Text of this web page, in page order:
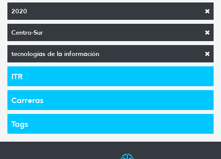
2020
Centro-Sur
tecnologías de la información
ITR
Carreras
Tags